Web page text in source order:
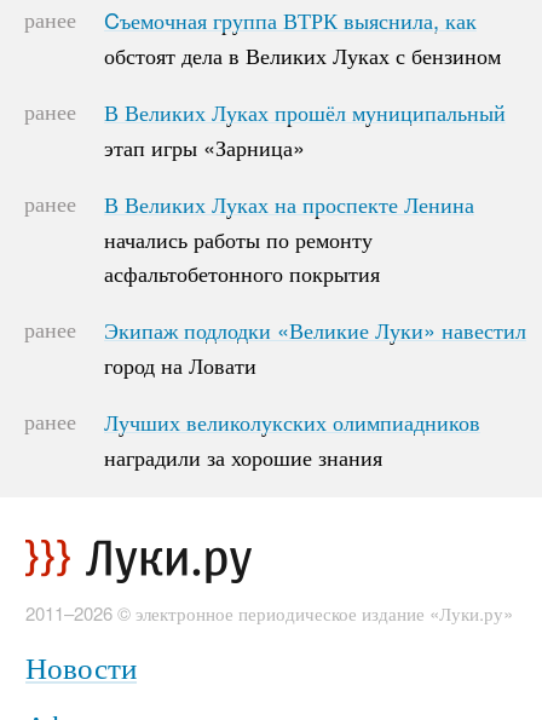
ранее
Cъемочная группа ВТРК выяснила, как
обстоят дела в Великих Луках с бензином
Cъемочная группа ВТРК выяснила, как
обстоят дела в Великих Луках с бензином
ранее
В Великих Луках прошёл муниципальный
этап игры «Зарница»
В Великих Луках прошёл муниципальный
этап игры «Зарница»
ранее
В Великих Луках на проспекте Ленина
начались работы по ремонту
асфальтобетонного покрытия
В Великих Луках на проспекте Ленина
начались работы по ремонту
асфальтобетонного покрытия
ранее
Экипаж подлодки «Великие Луки» навестил
город на Ловати
Экипаж подлодки «Великие Луки» навестил
город на Ловати
ранее
Лучших великолукских олимпиадников
наградили за хорошие знания
Лучших великолукских олимпиадников
наградили за хорошие знания
2011–2026 © электронное периодическое издание «Луки.ру»
Новости